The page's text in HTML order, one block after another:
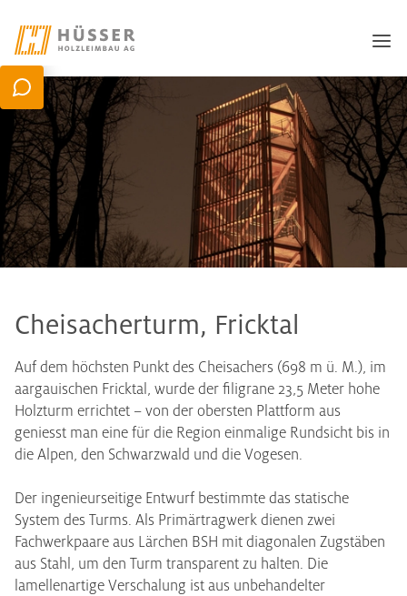
Cheisacherturm, Fricktal
Auf dem höchsten Punkt des Cheisachers (698 m ü. M.), im
aargauischen Fricktal, wurde der filigrane 23,5 Meter hohe
Holzturm errichtet – von der obersten Plattform aus
geniesst man eine für die Region einmalige Rundsicht bis in
die Alpen, den Schwarzwald und die Vogesen.
Der ingenieurseitige Entwurf bestimmte das statische
System des Turms. Als Primärtragwerk dienen zwei
Fachwerkpaare aus Lärchen BSH mit diagonalen Zugstäben
aus Stahl, um den Turm transparent zu halten. Die
lamellenartige Verschalung ist aus unbehandelter